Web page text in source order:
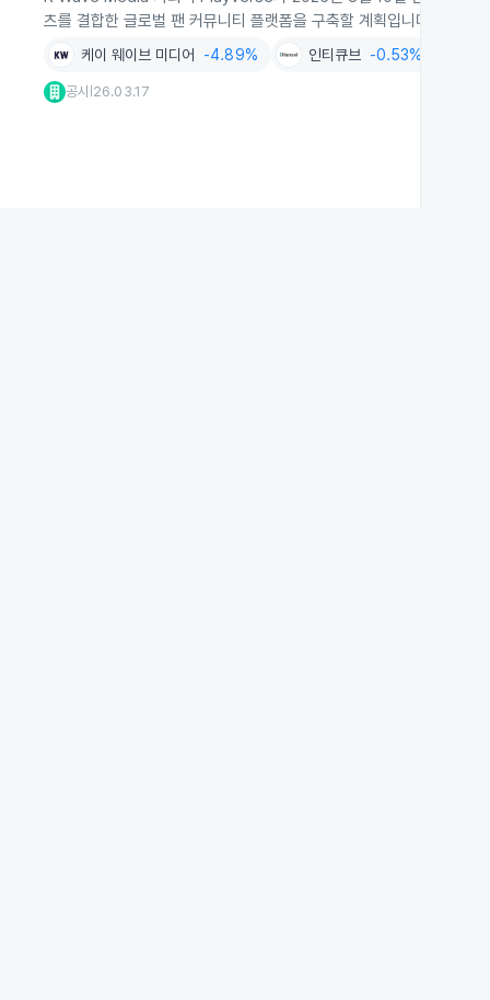
츠를 결합한 글로벌 팬 커뮤니티 플랫폼을 구축할 계획입니다.
케이 웨이브 미디어 -4.89% 인티큐브 -0.53%
공시 26.03.17